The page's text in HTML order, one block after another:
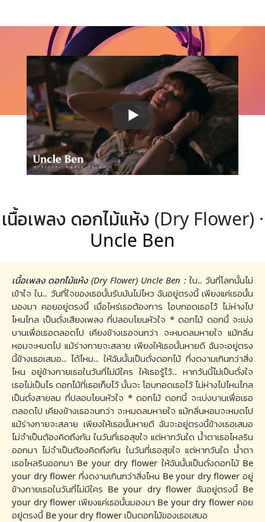
เนื้อเพลง ดอกไม้แห้ง (Dry Flower) ·
Uncle Ben
เนื้อเพลง ดอกไม้แห้ง (Dry Flower) Uncle Ben : ใน.. วันที่โลกนั้นไม่
เข้าใจ ใน.. วันที่ใจของเธอนั้นรับมันไม่ไหว ฉันอยู่ตรงนี้ เพียงแค่เธอนั้น
มองมา คอยอยู่ตรงนี้ เมื่อไหร่เธอต้องการ โอบกอดเธอไว้ ไม่ห่างไป
ไหนไกล เป็นดั่งเสียงเพลง ที่ปลอบโยนหัวใจ * ดอกไม้ ดอกนี้ จะเบ่ง
บานเพื่อเธอตลอดไป เคียงข้างเธอจนกว่า จะหมดลมหายใจ แม้กลิ่น
หอมจะหมดไป แม้ร่างกายจะสลาย เพียงให้เธอนั้นหายดี ฉันจะอยู่ตรง
นี้ข้างเธอเสมอ.. ได้ไหม.. ให้ฉันนั้นเป็นดั่งดอกไม้ ที่งดงามเกินกว่าสิ่ง
ไหน อยู่ข้างกายเธอในวันที่ไม่มีใคร ให้เธอรู้ไว้.. หากวันนี้ไม่เป็นดั่งใจ
เธอไม่เป็นไร ดอกไม้ที่เธอเก็บไว้ นั้นจะ โอบกอดเธอไว้ ไม่ห่างไปไหนไกล
เป็นดั่งสายลม ที่ปลอบโยนหัวใจ * ดอกไม้ ดอกนี้ จะเบ่งบานเพื่อเธอ
ตลอดไป เคียงข้างเธอจนกว่า จะหมดลมหายใจ แม้กลิ่นหอมจะหมดไป
แม้ร่างกายจะสลาย เพียงให้เธอนั้นหายดี ฉันจะอยู่ตรงนี้ข้างเธอเสมอ
ไม่จำเป็นต้องคิดถึงกัน ในวันที่เธอสุขใจ แต่หากวันใด น้ำตาเธอไหลริน
ออกมา ไม่จำเป็นต้องคิดถึงกัน ในวันที่เธอสุขใจ แต่หากวันใด น้ำตา
เธอไหลรินออกมา Be your dry flower ให้ฉันนั้นเป็นดั่งดอกไม้ Be
your dry flower ที่งดงามเกินกว่าสิ่งไหน Be your dry flower อยู่
ข้างกายเธอในวันที่ไม่มีใคร Be your dry flower ฉันอยู่ตรงนี้ Be
your dry flower เพียงแค่เธอนั้นมองมา Be your dry flower คอย
อยู่ตรงนี้ Be your dry flower เป็นดอกไม้ของเธอเสมอ